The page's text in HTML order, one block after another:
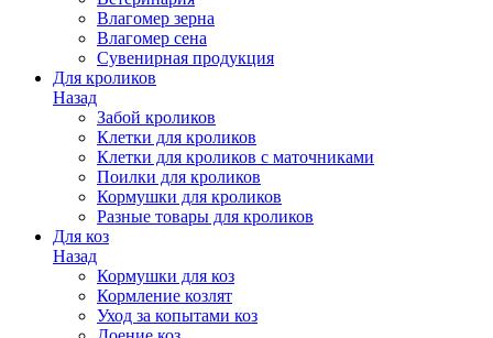
Влагомер зерна
Влагомер сена
Сувенирная продукция
Для кроликов
Назад
Забой кроликов
Клетки для кроликов
Клетки для кроликов с маточниками
Поилки для кроликов
Кормушки для кроликов
Разные товары для кроликов
Для коз
Назад
Кормушки для коз
Кормление козлят
Уход за копытами коз